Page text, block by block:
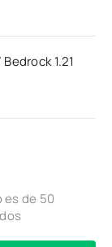
1.21
de 50